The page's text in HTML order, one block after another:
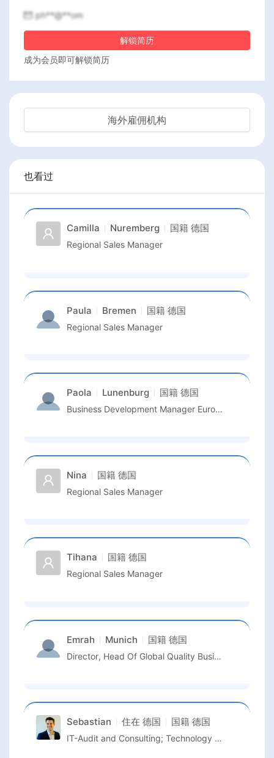
ph**@**om
解锁简历
成为会员即可解锁简历
海外雇佣机构
也看过
Camilla Nuremberg 国籍 德国
Regional Sales Manager
Paula Bremen 国籍 德国
Regional Sales Manager
Paola Lunenburg 国籍 德国
Business Development Manager Europe Technical Service & Repair Solutions Grün ESCoor
Nina 国籍 德国
Regional Sales Manager
Tihana 国籍 德国
Regional Sales Manager
Emrah Munich 国籍 德国
Director, Head Of Global Quality Business Unit Semiconductor And Advanced Manufacturing
Sebastian 住在 德国 国籍 德国
IT-Audit and Consulting; Technology Management